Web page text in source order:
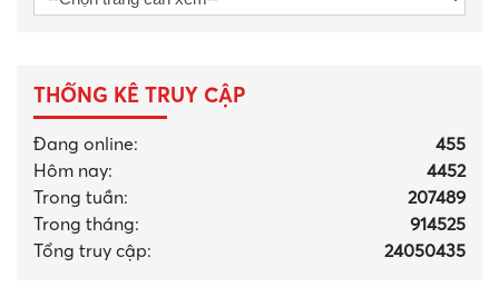
THỐNG KÊ TRUY CẬP
Đang online:
455
Hôm nay:
4452
Trong tuần:
207489
Trong tháng:
914525
Tổng truy cập:
24050435